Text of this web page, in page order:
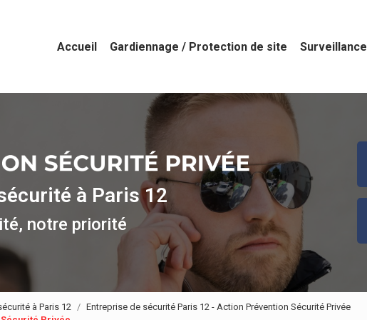
Accueil Gardiennage / Protection de site Surveillance
à Paris 12
notre priorité
à Paris 12
Entreprise de sécurité Paris 12 - Action Prévention Sécurité Privée